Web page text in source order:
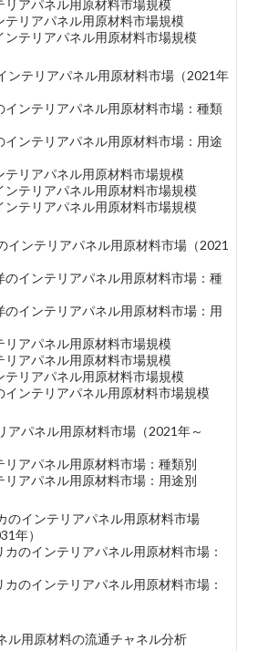
リアパネル用原材料市場規模
テリアパネル用原材料市場規模
ンテリアパネル用原材料市場規模
ンテリアパネル用原材料市場（2021年
インテリアパネル用原材料市場：種類
インテリアパネル用原材料市場：用途
テリアパネル用原材料市場規模
ンテリアパネル用原材料市場規模
ンテリアパネル用原材料市場規模
インテリアパネル用原材料市場（2021
のインテリアパネル用原材料市場：種
のインテリアパネル用原材料市場：用
リアパネル用原材料市場規模
リアパネル用原材料市場規模
テリアパネル用原材料市場規模
インテリアパネル用原材料市場規模
アパネル用原材料市場（2021年～
リアパネル用原材料市場：種類別
リアパネル用原材料市場：用途別
のインテリアパネル用原材料市場
年）
カのインテリアパネル用原材料市場：
カのインテリアパネル用原材料市場：
ル用原材料の流通チャネル分析